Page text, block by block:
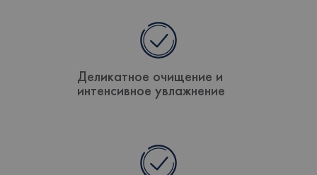
Деликатное очищение и
интенсивное увлажнение